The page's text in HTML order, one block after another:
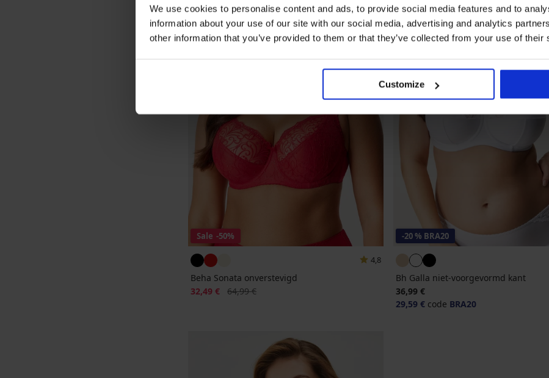
We use cookies to personalise content and ads, to provide social media features and to
information about your use of our site with our social media, advertising and analytics
other information that you’ve provided to them or that they’ve collected from your use of their
Customize
Sale -50%
4,8
Beha Sonata onverstevigd
Korting
32,49 € Oorspronkelijke prijs
64,99 €
-20 % BRA20
Bh Galla niet-voorgevormd kant
36,99 €
29,59 €code BRA20